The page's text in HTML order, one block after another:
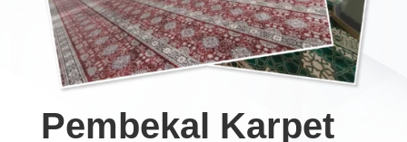
Pembekal Karpet